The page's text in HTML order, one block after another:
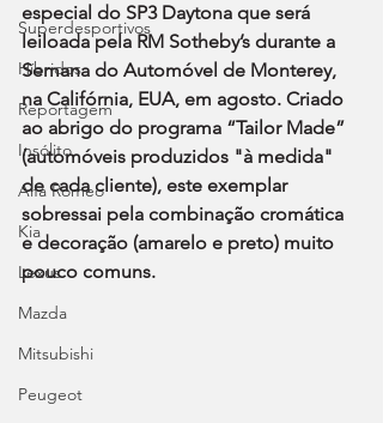
Superdesportivos
Híbridos
Reportagem
Insólito
Alfa Romeo
Kia
Lexus
Mazda
Mitsubishi
Peugeot
especial do SP3 Daytona que será
leiloada pela RM Sotheby’s durante a
Semana do Automóvel de Monterey,
na Califórnia, EUA, em agosto. Criado
ao abrigo do programa “Tailor Made”
(automóveis produzidos "à medida"
de cada cliente), este exemplar
sobressai pela combinação cromática
e decoração (amarelo e preto) muito
pouco comuns.